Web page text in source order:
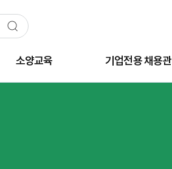
소양교육 기업전용 채용관